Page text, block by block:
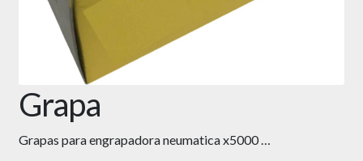
Grapa
Grapas para engrapadora neumatica x5000 …